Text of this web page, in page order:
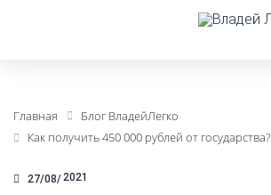
Главная
Блог ВладейЛегко
Как получить 450 000 рублей от государства?
27/08 2021